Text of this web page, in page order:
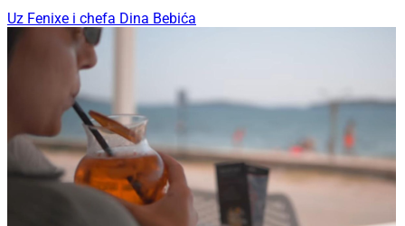
Uz Fenixe i chefa Dina Bebića